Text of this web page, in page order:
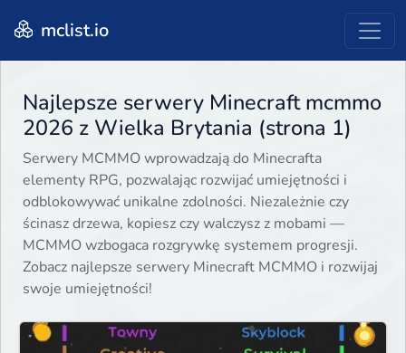
mclist.io
Najlepsze serwery Minecraft mcmmo
2026 z Wielka Brytania (strona 1)
Serwery MCMMO wprowadzają do Minecrafta
elementy RPG, pozwalając rozwijać umiejętności i
odblokowywać unikalne zdolności. Niezależnie czy
ścinasz drzewa, kopiesz czy walczysz z mobami —
MCMMO wzbogaca rozgrywkę systemem progresji.
Zobacz najlepsze serwery Minecraft MCMMO i rozwijaj
swoje umiejętności!